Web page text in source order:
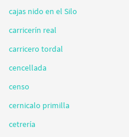
cajas nido en el Silo
carricerín real
carricero tordal
cencellada
censo
cernicalo primilla
cetrería